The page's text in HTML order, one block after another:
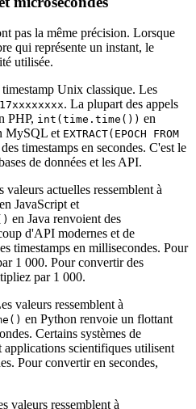
pas la même précision. Lorsque
qui représente un instant, le
utilisée.
timestamp Unix classique. Les
17xxxxxxxx. La plupart des appels
PHP, int(time.time()) en
MySQL et EXTRACT(EPOCH FROM
timestamps en secondes. C'est le
de données et les API.
valeurs actuelles ressemblent à
en JavaScript et
en Java renvoient des
d'API modernes et de
timestamps en millisecondes. Pour
1 000. Pour convertir des
par 1 000.
valeurs ressemblent à
en Python renvoie un flottant
Certains systèmes de
scientifiques utilisent
Pour convertir en secondes,
valeurs ressemblent à